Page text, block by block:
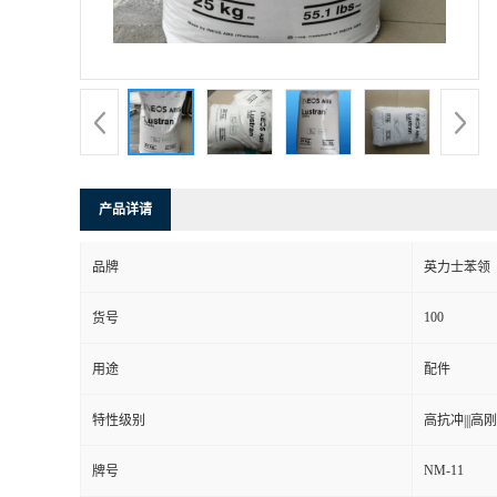
产品详请
品牌 英力士苯领
货号 100
用途 配件
特性级别 高抗冲|||高
牌号 NM-11